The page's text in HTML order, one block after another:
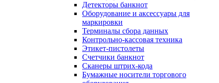
Детекторы банкнот
Оборудование и аксессуары для
маркировки
Терминалы сбора данных
Контрольно-кассовая техника
Этикет-пистолеты
Счетчики банкнот
Сканеры штрих-кода
Бумажные носители торгового